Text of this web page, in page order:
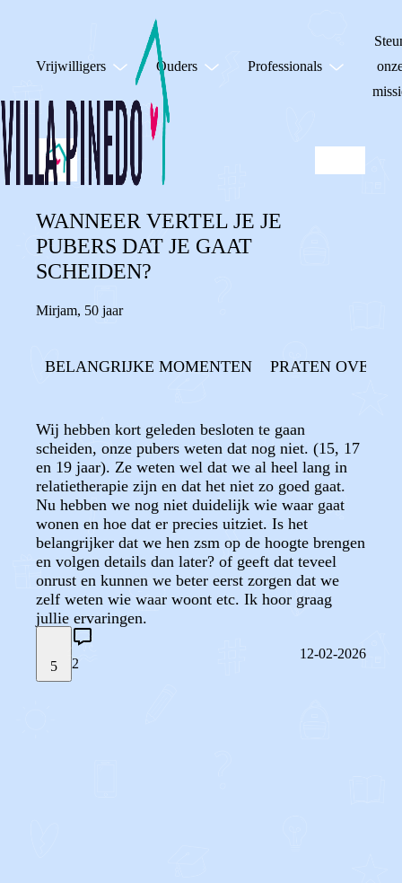
Vrijwilligers Ouders Professionals
WANNEER VERTEL JE JE
PUBERS DAT JE GAAT
SCHEIDEN?
Mirjam, 50 jaar
BELANGRIJKE MOMENTEN PRATEN OVER
Wij hebben kort geleden besloten te gaan
scheiden, onze pubers weten dat nog niet. (15, 17
en 19 jaar). Ze weten wel dat we al heel lang in
relatietherapie zijn en dat het niet zo goed gaat.
Nu hebben we nog niet duidelijk wie waar gaat
wonen en hoe dat er precies uitziet. Is het
belangrijker dat we hen zsm op de hoogte brengen
en volgen details dan later? of geeft dat teveel
onrust en kunnen we beter eerst zorgen dat we
zelf weten wie waar woont etc. Ik hoor graag
jullie ervaringen.
5 2
12-02-2026